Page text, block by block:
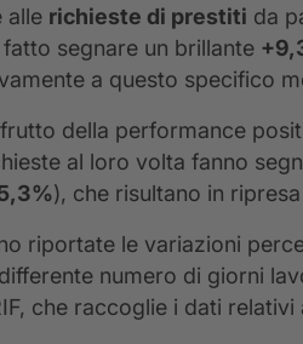
alle richieste di prestiti da
segnare un brillante
a questo specifico
della performance
al loro volta fanno
), che risultano in
riportate le variazioni
numero di giorni
che raccoglie i dati